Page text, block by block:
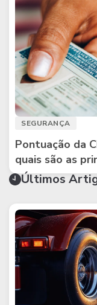
SEGURANÇA
Pontuação da
quais são as
Últimos